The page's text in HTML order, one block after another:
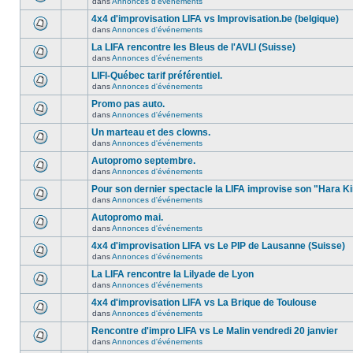
4x4 d'improvisation LIFA vs Improvisation.be (belgique)
dansAnnonces d'événements
La LIFA rencontre les Bleus de l'AVLI (Suisse)
dansAnnonces d'événements
LIFI-Québec tarif préférentiel.
dansAnnonces d'événements
Promo pas auto.
dansAnnonces d'événements
Un marteau et des clowns.
dansAnnonces d'événements
Autopromo septembre.
dansAnnonces d'événements
Pour son dernier spectacle la LIFA improvise son "Hara
dansAnnonces d'événements
Autopromo mai.
dansAnnonces d'événements
4x4 d'improvisation LIFA vs Le PIP de Lausanne (Suisse)
dansAnnonces d'événements
La LIFA rencontre la Lilyade de Lyon
dansAnnonces d'événements
4x4 d'improvisation LIFA vs La Brique de Toulouse
dansAnnonces d'événements
Rencontre d'impro LIFA vs Le Malin vendredi 20 janvier
dansAnnonces d'événements